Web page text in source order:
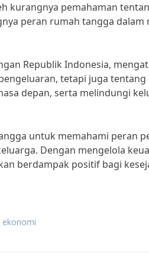
kurangnya pemahaman
peran rumah tangga dalam
Republik Indonesia,
tetapi juga
depan, serta melindungi
untuk memahami peran
Dengan mengelola
berdampak positif bagi
ekonomi